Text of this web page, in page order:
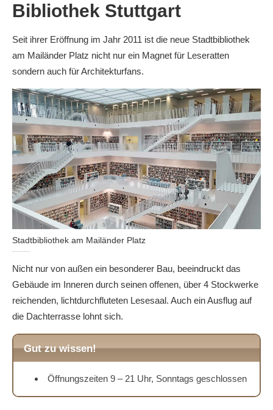
Bibliothek Stuttgart
Seit ihrer Eröffnung im Jahr 2011 ist die neue Stadtbibliothek
am Mailänder Platz nicht nur ein Magnet für Leseratten
sondern auch für Architekturfans.
Stadtbibliothek am Mailänder Platz
Nicht nur von außen ein besonderer Bau, beeindruckt das
Gebäude im Inneren durch seinen offenen, über 4 Stockwerke
reichenden, lichtdurchfluteten Lesesaal. Auch ein Ausflug auf
die Dachterrasse lohnt sich.
Gut zu wissen!
Öffnungszeiten 9 – 21 Uhr, Sonntags geschlossen